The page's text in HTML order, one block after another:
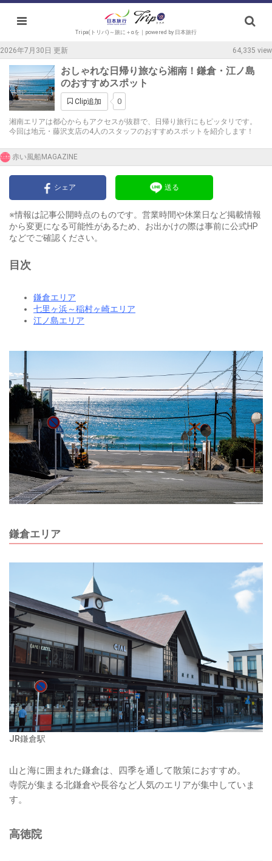
Tripa(トリパ)～旅に＋αを｜powered by 日本旅行
2026年7月30日 更新 64,335 view
おしゃれな日帰り旅なら湘南！鎌倉・江ノ島
のおすすめスポット
Clip追加 0
湘南エリアは都心からもアクセスが抜群で、日帰り旅行にもピッタリです。
今回は地元・藤沢支店の4人のスタッフのおすすめスポットを紹介します！
赤い風船MAGAZINE
シェア 送る
※情報は記事公開時点のものです。営業時間や休業日など掲載情報
から変更になる可能性があるため、お出かけの際は事前に公式HP
などでご確認ください。
目次
鎌倉エリア
七里ヶ浜～稲村ヶ崎エリア
江ノ島エリア
鎌倉エリア
JR鎌倉駅
山と海に囲まれた鎌倉は、四季を通して散策におすすめ。
寺院が集まる北鎌倉や長谷など人気のエリアが集中していま
す。
高徳院